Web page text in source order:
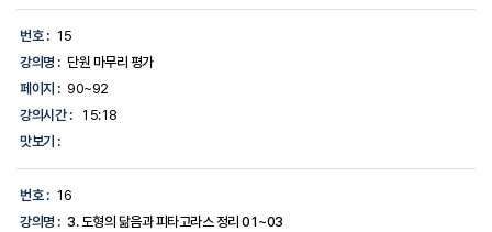
번호 : 15
강의명 : 단원 마무리 평가
페이지 : 90~92
강의시간 :
15:18
맛보기 :
번호 : 16
강의명 : 3. 도형의 닮음과 피타고라스 정리 01~03